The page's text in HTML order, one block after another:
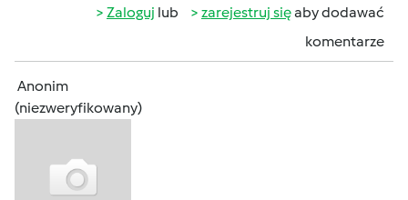
Zaloguj lub zarejestruj sięaby dodawać
komentarze
Anonim
(niezweryfikowany)